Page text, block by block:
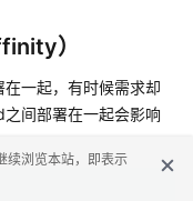
）
一起，有时候需求却
间部署在一起会影响
续浏览本站，即表示